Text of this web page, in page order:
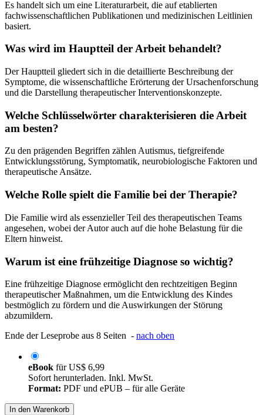
Es handelt sich um eine Literaturarbeit, die auf etablierten
fachwissenschaftlichen Publikationen und medizinischen Leitlinien
basiert.
Was wird im Hauptteil der Arbeit behandelt?
Der Hauptteil gliedert sich in die detaillierte Beschreibung der
Symptome, die wissenschaftliche Erörterung der Ursachenforschung
und die Darstellung therapeutischer Interventionskonzepte.
Welche Schlüsselwörter charakterisieren die Arbeit
am besten?
Zu den prägenden Begriffen zählen Autismus, tiefgreifende
Entwicklungsstörung, Symptomatik, neurobiologische Faktoren und
therapeutische Ansätze.
Welche Rolle spielt die Familie bei der Therapie?
Die Familie wird als essenzieller Teil des therapeutischen Teams
angesehen, wobei der Autor auch auf die hohe Belastung für die
Eltern hinweist.
Warum ist eine frühzeitige Diagnose so wichtig?
Eine frühzeitige Diagnose ermöglicht den rechtzeitigen Beginn
therapeutischer Maßnahmen, um die Entwicklung des Kindes
bestmöglich zu fördern und die Auswirkungen der Störung
abzumildern.
Ende der Leseprobe aus 8 Seiten - nach oben
eBook fürUS$ 6,99
Sofort herunterladen. Inkl. MwSt.
Format: PDF und ePUB – für alle Geräte
In den Warenkorb